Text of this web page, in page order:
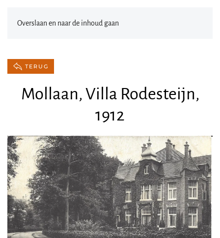
Overslaan en naar de inhoud gaan
TERUG
Mollaan, Villa Rodesteijn,
1912